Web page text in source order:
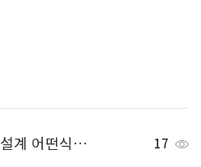
방화구획 설계 반영할때 설계 어떤식으로 반영되나요? 17